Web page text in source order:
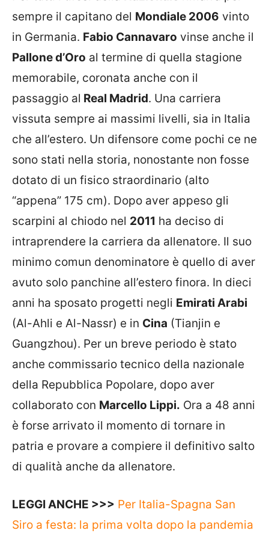
sempre il capitano del Mondiale 2006 vinto
in Germania. Fabio Cannavaro vinse anche il
Pallone d’Oro al termine di quella stagione
memorabile, coronata anche con il
passaggio al Real Madrid. Una carriera
vissuta sempre ai massimi livelli, sia in Italia
che all’estero. Un difensore come pochi ce ne
sono stati nella storia, nonostante non fosse
dotato di un fisico straordinario (alto
“appena” 175 cm). Dopo aver appeso gli
scarpini al chiodo nel 2011 ha deciso di
intraprendere la carriera da allenatore. Il suo
minimo comun denominatore è quello di aver
avuto solo panchine all’estero finora. In dieci
anni ha sposato progetti negli Emirati Arabi
(Al-Ahli e Al-Nassr) e in Cina (Tianjin e
Guangzhou). Per un breve periodo è stato
anche commissario tecnico della nazionale
della Repubblica Popolare, dopo aver
collaborato con Marcello Lippi. Ora a 48 anni
è forse arrivato il momento di tornare in
patria e provare a compiere il definitivo salto
di qualità anche da allenatore.
LEGGI ANCHE >>> Per Italia-Spagna San
Siro a festa: la prima volta dopo la pandemia